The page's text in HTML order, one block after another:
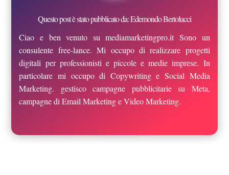
Questo post è stato pubblicato da: Edemondo Bertolucci
Ciao e ben venuto su mediamarketingpro.it Sono un
consulente free-lance. Mi occupo di realizzare progetti
digitali per professionisti e piccole e medie imprese. In
particolare mi occupo di Copywriting e Social Media
Marketing. gestisco campagne pubblicitarie su Meta,
campagne di Email Marketing e Video Marketing.